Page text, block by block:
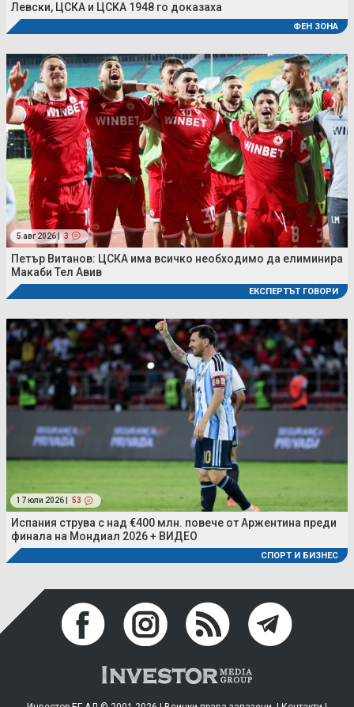
Левски, ЦСКА и ЦСКА 1948 го доказаха
ФЕН ЗОНА
5 авг 2026 | 3
Петър Витанов: ЦСКА има всичко необходимо да елиминира
Макаби Тел Авив
ЕКСПЕРТЪТ ГОВОРИ
17 юли 2026 | 53
Испания струва с над €400 млн. повече от Аржентина преди
финала на Мондиал 2026 + ВИДЕО
СПОРТ И БИЗНЕС